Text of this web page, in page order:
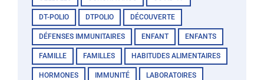
DT-POLIO DTPOLIO DÉCOUVERTE
DÉFENSES IMMUNITAIRES ENFANT ENFANTS
FAMILLE FAMILLES HABITUDES ALIMENTAIRES
HORMONES IMMUNITÉ LABORATOIRES